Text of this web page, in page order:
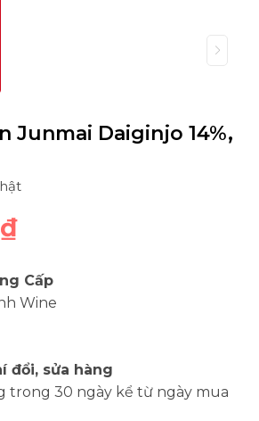
Junmai Daiginjo 14%,
Cấp
Wine
đổi, sửa hàng
trong 30 ngày kể từ ngày mua